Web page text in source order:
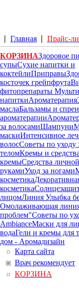
Главная Прайс-
КОРЗИНАЗдоровое
супыСухие напитки и
коктейлиПриправы
косточек грейпфрута
фитопрепараты
напиткиАроматерапия
маслаБальзамы и спреи
ароматерапии
за волосамиШампуни
маскиИнтенсивное
волосСоветы по уходу
теломКремы и
кремыСредства
рукамиУход за ногами
косметика
косметика
лицомЛиния Улыбка
Омолаживающая
проблем"Советы по
AmbianceМаски для
водаГели и кремы для
дом - Аромадизайн
Карта сайта
Врач рекомендует
КОРЗИНА